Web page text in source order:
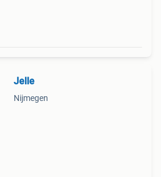
Jelle
Nijmegen